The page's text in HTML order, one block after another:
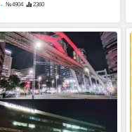
- №4904 2360